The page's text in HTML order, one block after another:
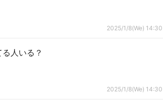
2025/1/8(We) 14:30
人いる？
2025/1/8(We) 14:30